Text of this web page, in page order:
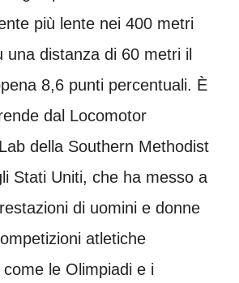
più lente nei 400 metri
una distanza di 60 metri il
8,6 punti percentuali. È
dal Locomotor
della Southern Methodist
Stati Uniti, che ha messo a
di uomini e donne
atletiche
le Olimpiadi e i